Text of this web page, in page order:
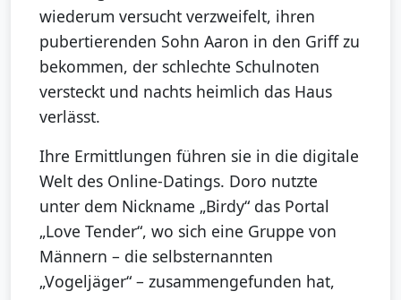
wiederum versucht verzweifelt, ihren
pubertierenden Sohn Aaron in den Griff zu
bekommen, der schlechte Schulnoten
versteckt und nachts heimlich das Haus
verlässt.
Ihre Ermittlungen führen sie in die digitale
Welt des Online-Datings. Doro nutzte
unter dem Nickname „Birdy“ das Portal
„Love Tender“, wo sich eine Gruppe von
Männern – die selbsternannten
„Vogeljäger“ – zusammengefunden hat,